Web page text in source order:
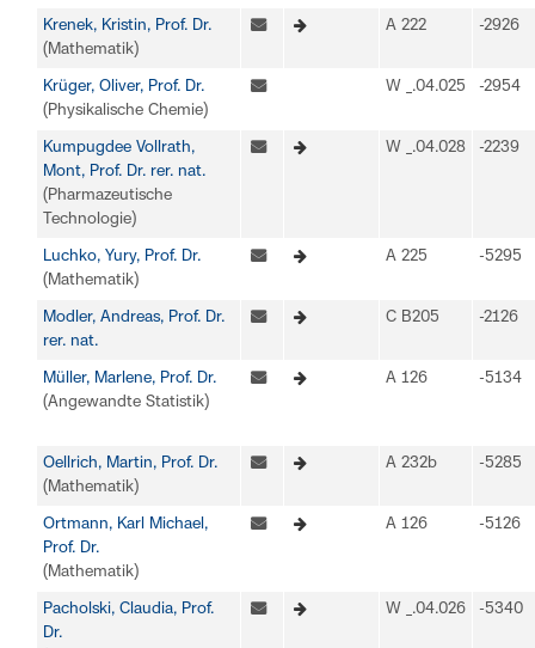
Krenek, Kristin, Prof. Dr.
(Mathematik)
A 222 -2926
Krüger, Oliver, Prof. Dr.
(Physikalische Chemie)
W _.04.025 -2954
Kumpugdee Vollrath,
Mont, Prof. Dr. rer. nat.
(Pharmazeutische
Technologie)
W _.04.028 -2239
Luchko, Yury, Prof. Dr.
(Mathematik)
A 225 -5295
Modler, Andreas, Prof. Dr.
rer. nat.
C B205 -2126
Müller, Marlene, Prof. Dr.
(Angewandte Statistik)
A 126 -5134
Oellrich, Martin, Prof. Dr.
(Mathematik)
A 232b -5285
Ortmann, Karl Michael,
Prof. Dr.
(Mathematik)
A 126 -5126
Pacholski, Claudia, Prof.
Dr.
W _.04.026 -5340